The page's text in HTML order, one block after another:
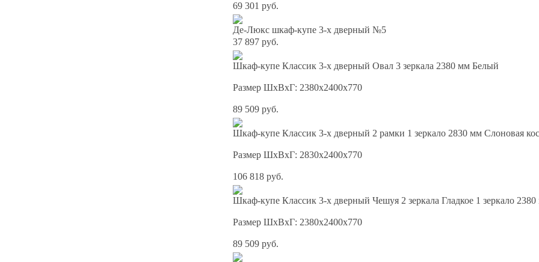
69 301 руб.
Де-Люкс шкаф-купе 3-х дверный №5
37 897 руб.
Шкаф-купе Классик 3-х дверный Овал 3 зеркала 2380 мм Белый
Размер ШхВхГ: 2380х2400х770
89 509 руб.
Шкаф-купе Классик 3-х дверный 2 рамки 1 зеркало 2830 мм Слоновая
Размер ШхВхГ: 2830х2400х770
106 818 руб.
Шкаф-купе Классик 3-х дверный Чешуя 2 зеркала Гладкое 1 зеркало
Размер ШхВхГ: 2380х2400х770
89 509 руб.